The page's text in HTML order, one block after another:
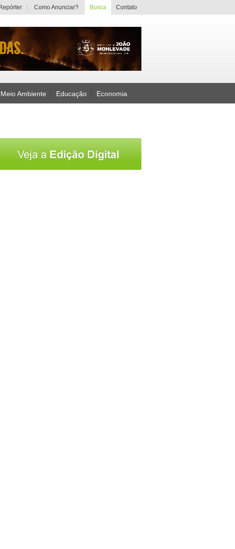
Como Anunciar? Busca Contato
Meio Ambiente Educação Economia